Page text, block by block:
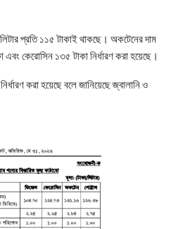
প্রতি ১১৫ টাকাই থাকছে। অকটেনের দাম
কেরোসিন ১৩৫ টাকা নির্ধারণ করা হয়েছে।
করা হয়েছে বলে জানিয়েছে জ্বালানি ও